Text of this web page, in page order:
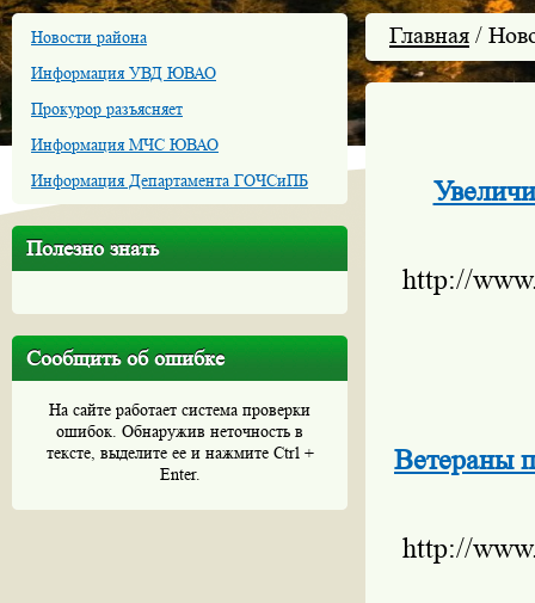
Новости района
Информация УВД ЮВАО
Прокурор разъясняет
Информация МЧС ЮВАО
Информация Департамента ГОЧСиПБ
Полезно знать
Сообщить об ошибке
На сайте работает система проверки
ошибок. Обнаружив неточность в
тексте, выделите ее и нажмите Ctrl +
Enter.
Главная /
http://
Ветераны
http://